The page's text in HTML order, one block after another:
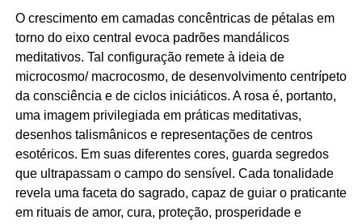
O crescimento em camadas concêntricas de pétalas em
torno do eixo central evoca padrões mandálicos
meditativos. Tal configuração remete à ideia de
microcosmo/ macrocosmo, de desenvolvimento centrípeto
da consciência e de ciclos iniciáticos. A rosa é, portanto,
uma imagem privilegiada em práticas meditativas,
desenhos talismânicos e representações de centros
esotéricos. Em suas diferentes cores, guarda segredos
que ultrapassam o campo do sensível. Cada tonalidade
revela uma faceta do sagrado, capaz de guiar o praticante
em rituais de amor, cura, proteção, prosperidade e